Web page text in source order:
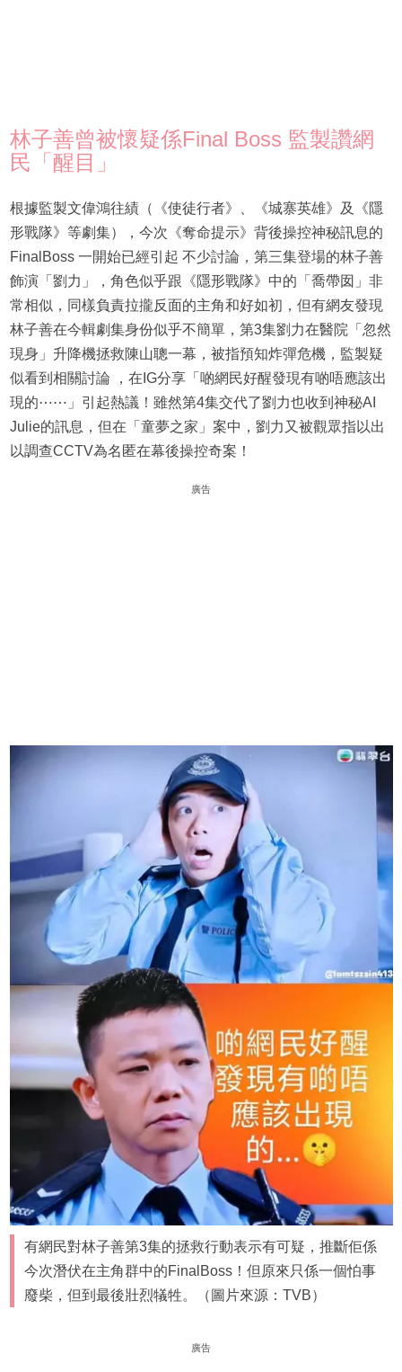
林子善曾被懷疑係Final Boss 監製讚網
民「醒目」
根據監製文偉鴻往績（《使徒行者》、《城寨英雄》及《隱
形戰隊》等劇集），今次《奪命提示》背後操控神秘訊息的
FinalBoss 一開始已經引起 不少討論，第三集登場的林子善
飾演「劉力」，角色似乎跟《隱形戰隊》中的「喬帶囡」非
常相似，同樣負責拉攏反面的主角和好如初，但有網友發現
林子善在今輯劇集身份似乎不簡單，第3集劉力在醫院「忽然
現身」升降機拯救陳山聰一幕，被指預知炸彈危機，監製疑
似看到相關討論 ，在IG分享「啲網民好醒發現有啲唔應該出
現的⋯⋯」引起熱議！雖然第4集交代了劉力也收到神秘AI
Julie的訊息，但在「童夢之家」案中，劉力又被觀眾指以出
以調查CCTV為名匿在幕後操控奇案！
廣告
有網民對林子善第3集的拯救行動表示有可疑，推斷佢係
今次潛伏在主角群中的FinalBoss！但原來只係一個怕事
廢柴，但到最後壯烈犠牲。（圖片來源：TVB）
廣告